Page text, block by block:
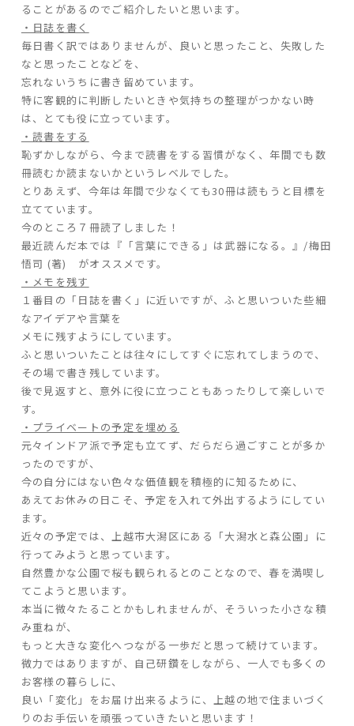
ることがあるのでご紹介したいと思います。
・日誌を書く
毎日書く訳ではありませんが、良いと思ったこと、失敗した
なと思ったことなどを、
忘れないうちに書き留めています。
特に客観的に判断したいときや気持ちの整理がつかない時
は、とても役に立っています。
・読書をする
恥ずかしながら、今まで読書をする習慣がなく、年間でも数
冊読むか読まないかというレベルでした。
とりあえず、今年は年間で少なくても30冊は読もうと目標を
立てています。
今のところ７冊読了しました！
最近読んだ本では『「言葉にできる」は武器になる。』/梅田
悟司 (著) がオススメです。
・メモを残す
１番目の「日誌を書く」に近いですが、ふと思いついた些細
なアイデアや言葉を
メモに残すようにしています。
ふと思いついたことは往々にしてすぐに忘れてしまうので、
その場で書き残しています。
後で見返すと、意外に役に立つこともあったりして楽しいで
す。
・プライベートの予定を埋める
元々インドア派で予定も立てず、だらだら過ごすことが多か
ったのですが、
今の自分にはない色々な価値観を積極的に知るために、
あえてお休みの日こそ、予定を入れて外出するようにしてい
ます。
近々の予定では、上越市大潟区にある「大潟水と森公園」に
行ってみようと思っています。
自然豊かな公園で桜も観られるとのことなので、春を満喫し
てこようと思います。
本当に微々たることかもしれませんが、そういった小さな積
み重ねが、
もっと大きな変化へつながる一歩だと思って続けています。
微力ではありますが、自己研鑽をしながら、一人でも多くの
お客様の暮らしに、
良い「変化」をお届け出来るように、上越の地で住まいづく
りのお手伝いを頑張っていきたいと思います！